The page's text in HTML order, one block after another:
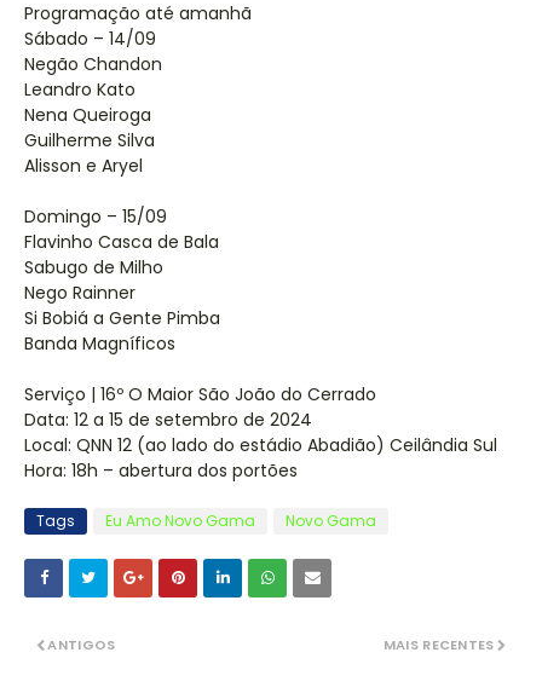
Programação até amanhã
Sábado – 14/09
Negão Chandon
Leandro Kato
Nena Queiroga
Guilherme Silva
Alisson e Aryel
Domingo – 15/09
Flavinho Casca de Bala
Sabugo de Milho
Nego Rainner
Si Bobiá a Gente Pimba
Banda Magníficos
Serviço | 16º O Maior São João do Cerrado
Data: 12 a 15 de setembro de 2024
Local: QNN 12 (ao lado do estádio Abadião) Ceilândia Sul
Hora: 18h – abertura dos portões
Tags Eu Amo Novo Gama Novo Gama
MAIS RECENTES
ANTIGOS